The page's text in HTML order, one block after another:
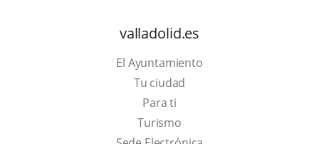
valladolid.es
El Ayuntamiento
Tu ciudad
Para ti
TurismoThis